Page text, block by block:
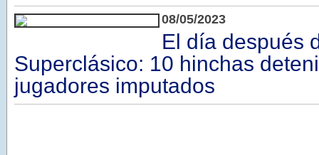
08/05/2023
El día después
Superclásico: 10 hinchas
jugadores imputados